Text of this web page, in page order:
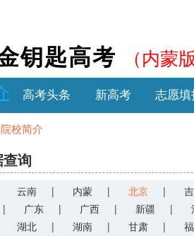
钥匙高考 （内蒙
高考头条 新高考 志愿填
院校简介
查询
云南 | 内蒙 | 北京 |
| 广东 | 广西 | 新疆 |
湖北 | 湖南 | 甘肃 |